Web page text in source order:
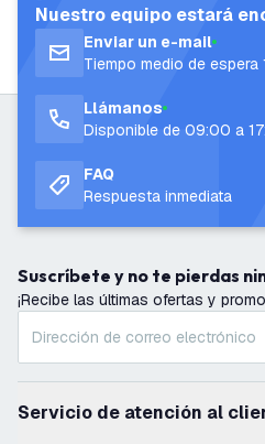
Nuestro equipo estará
Enviar un e-mail
Tiempo medio de espera
Llámanos
Disponible de 09:00 a
FAQ
Respuesta inmediata
Suscríbete y no te pierdas
¡Recibe las últimas ofertas y
Servicio de atención al